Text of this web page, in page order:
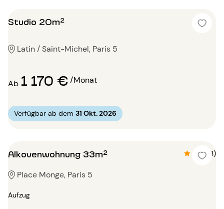
Studio 20m²
Latin / Saint-Michel, Paris 5
Ab 1 170 €/Monat
Verfügbar ab dem 31 Okt. 2026
Alkovenwohnung 33m² 4.6 (13)
Place Monge, Paris 5
Aufzug